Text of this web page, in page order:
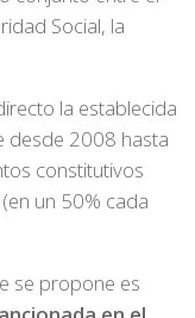
Social, la
la establecida
desde 2008 hasta
constitutivos
un 50% cada
se propone es